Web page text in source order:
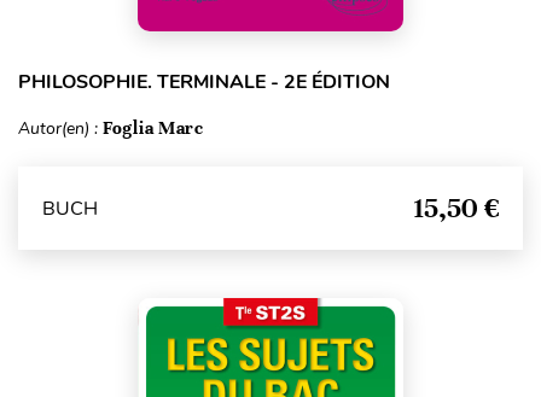
PHILOSOPHIE. TERMINALE - 2E ÉDITION
Autor(en) : Foglia Marc
BUCH 15,50 €